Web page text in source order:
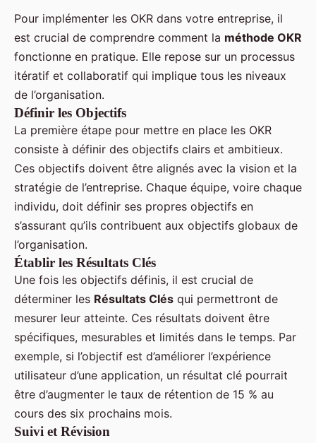
Pour implémenter les OKR dans votre entreprise, il
est crucial de comprendre comment la méthode OKR
fonctionne en pratique. Elle repose sur un processus
itératif et collaboratif qui implique tous les niveaux
de l’organisation.
Définir les Objectifs
La première étape pour mettre en place les OKR
consiste à définir des objectifs clairs et ambitieux.
Ces objectifs doivent être alignés avec la vision et la
stratégie de l’entreprise. Chaque équipe, voire chaque
individu, doit définir ses propres objectifs en
s’assurant qu’ils contribuent aux objectifs globaux de
l’organisation.
Établir les Résultats Clés
Une fois les objectifs définis, il est crucial de
déterminer les Résultats Clés qui permettront de
mesurer leur atteinte. Ces résultats doivent être
spécifiques, mesurables et limités dans le temps. Par
exemple, si l’objectif est d’améliorer l’expérience
utilisateur d’une application, un résultat clé pourrait
être d’augmenter le taux de rétention de 15 % au
cours des six prochains mois.
Suivi et Révision